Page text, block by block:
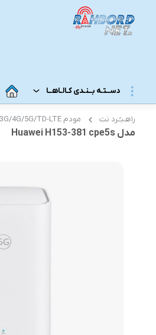
دســتـه بــنـدی کـالـاهــا
مــودم 3G/4G/5G/TD-LTEراهـبـُـرد نت مودم 3G/4G/5G/TD-LTE
مدل Huawei H153-381 cpe5s